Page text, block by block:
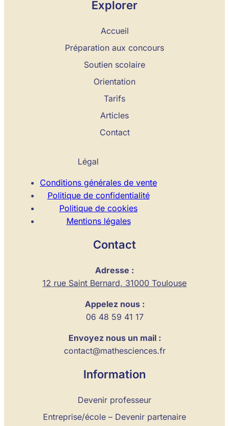
Explorer
Accueil
Préparation aux concours
Soutien scolaire
Orientation
Tarifs
Articles
Contact
Légal
Conditions générales de vente
Politique de confidentialité
Politique de cookies
Mentions légales
Contact
Adresse :
12 rue Saint Bernard, 31000 Toulouse
Appelez nous :
06 48 59 41 17
Envoyez nous un mail :
contact@mathesciences.fr
Information
Devenir professeur
Entreprise/école – Devenir partenaire